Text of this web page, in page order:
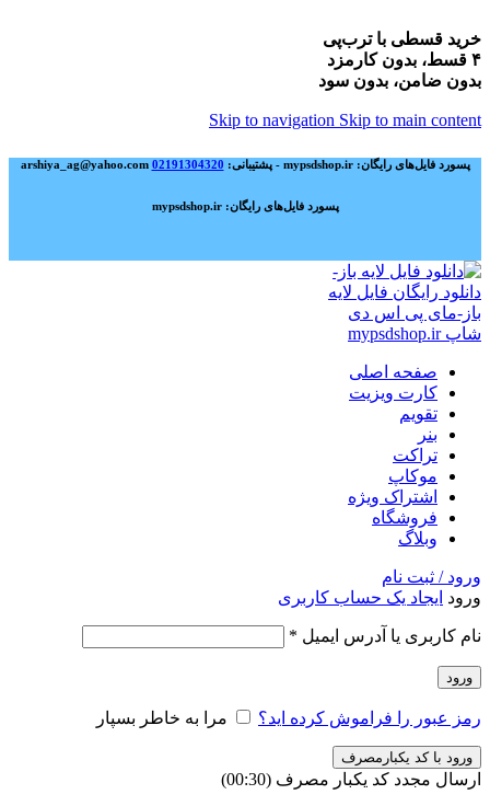
خرید قسطی با ترب‌پی
۴ قسط، بدون کارمزد
بدون ضامن، بدون سود
Skip to navigation Skip to main content
پسورد فایل‌های رایگان: mypsdshop.ir - پشتیبانی: arshiya_ag@yahoo.com 02191304320
پسورد فایل‌های رایگان: mypsdshop.ir
صفحه اصلی
کارت ویزیت
تقویم
بنر
تراکت
موکاپ
اشتراک ویژه
فروشگاه
وبلاگ
ورود / ثبت نام
ورود ایجاد یک حساب کاربری
نام کاربری یا آدرس ایمیل *
ورود
رمز عبور را فراموش کرده اید؟ مرا به خاطر بسپار
ورود با کد یکبارمصرف
ارسال مجدد کد یکبار مصرف (00:
30
)